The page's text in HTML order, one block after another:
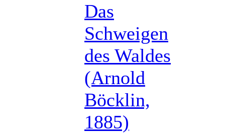
Das
Schweigen
des Waldes
(Arnold
Böcklin,
1885)